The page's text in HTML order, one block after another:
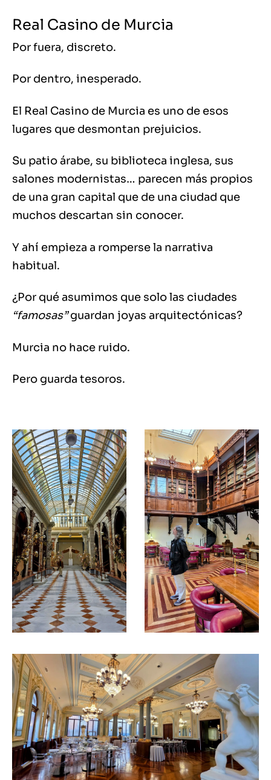
Real Casino de Murcia
Por fuera, discreto.
Por dentro, inesperado.
El Real Casino de Murcia es uno de esos
lugares que desmontan prejuicios.
Su patio árabe, su biblioteca inglesa, sus
salones modernistas… parecen más propios
de una gran capital que de una ciudad que
muchos descartan sin conocer.
Y ahí empieza a romperse la narrativa
habitual.
¿Por qué asumimos que solo las ciudades
“famosas”guardan joyas arquitectónicas?
Murcia no hace ruido.
Pero guarda tesoros.